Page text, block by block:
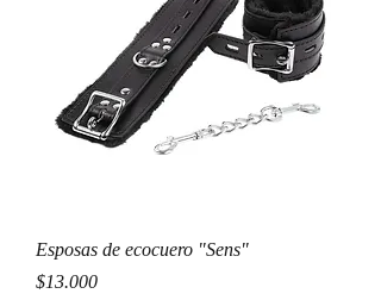
Esposas de ecocuero "Sens"
Precio
$13.000